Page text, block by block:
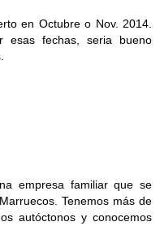
en Octubre o Nov. 2014.
esas fechas, seria bueno
empresa familiar que se
Tenemos más de
autóctonos y conocemos